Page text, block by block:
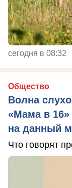
сегодня в 08:32
Общество
Волна
«Мама в 16»
на данный
Что говорят